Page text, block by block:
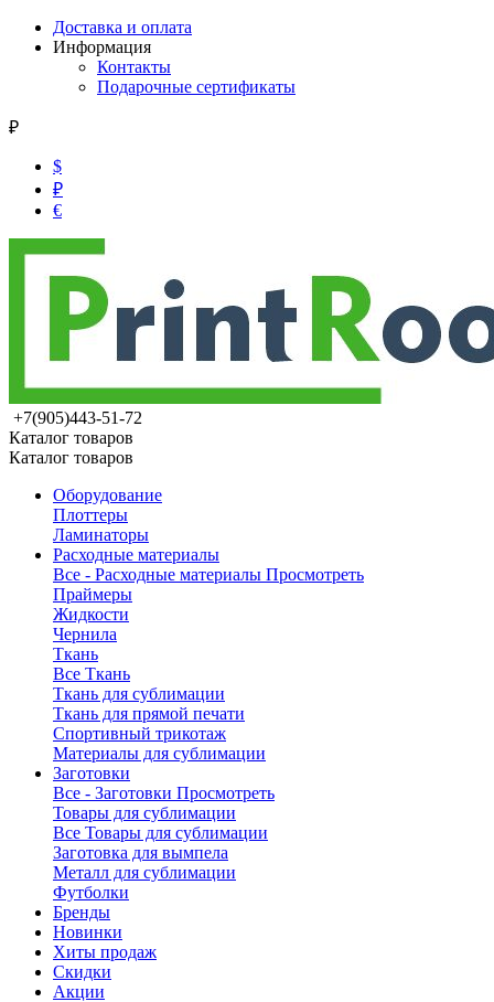
Доставка и оплата
Информация
Контакты
Подарочные сертификаты
₽
$
₽
€
+7(905)443-51-72
Каталог товаров
Каталог товаров
Оборудование
Плоттеры
Ламинаторы
Расходные материалы
Все - Расходные материалы Просмотреть
Праймеры
Жидкости
Чернила
Ткань
Все Ткань
Ткань для сублимации
Ткань для прямой печати
Спортивный трикотаж
Материалы для сублимации
Заготовки
Все - Заготовки Просмотреть
Товары для сублимации
Все Товары для сублимации
Заготовка для вымпела
Металл для сублимации
Футболки
Бренды
Новинки
Хиты продаж
Скидки
Акции